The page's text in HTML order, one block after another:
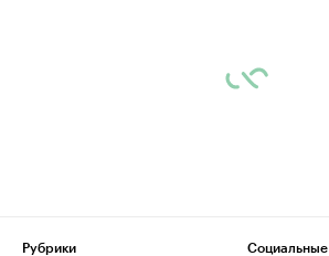
Рубрики
Социальные